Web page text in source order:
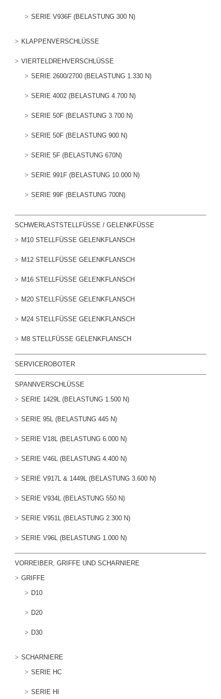
SERIE V936F (BELASTUNG 300 N)
KLAPPENVERSCHLÜSSE
VIERTELDREHVERSCHLÜSSE
SERIE 2600/2700 (BELASTUNG 1.330 N)
SERIE 4002 (BELASTUNG 4.700 N)
SERIE 50F (BELASTUNG 3.700 N)
SERIE 50F (BELASTUNG 900 N)
SERIE 5F (BELASTUNG 670N)
SERIE 991F (BELASTUNG 10.000 N)
SERIE 99F (BELASTUNG 700N)
SCHWERLASTSTELLFÜSSE / GELENKFÜSSE
M10 STELLFÜSSE GELENKFLANSCH
M12 STELLFÜSSE GELENKFLANSCH
M16 STELLFÜSSE GELENKFLANSCH
M20 STELLFÜSSE GELENKFLANSCH
M24 STELLFÜSSE GELENKFLANSCH
M8 STELLFÜSSE GELENKFLANSCH
SERVICEROBOTER
SPANNVERSCHLÜSSE
SERIE 1429L (BELASTUNG 1.500 N)
SERIE 95L (BELASTUNG 445 N)
SERIE V18L (BELASTUNG 6.000 N)
SERIE V46L (BELASTUNG 4.400 N)
SERIE V917L & 1449L (BELASTUNG 3.600 N)
SERIE V934L (BELASTUNG 550 N)
SERIE V951L (BELASTUNG 2.300 N)
SERIE V96L (BELASTUNG 1.000 N)
VORREIBER, GRIFFE UND SCHARNIERE
GRIFFE
D10
D20
D30
SCHARNIERE
SERIE HC
SERIE HI